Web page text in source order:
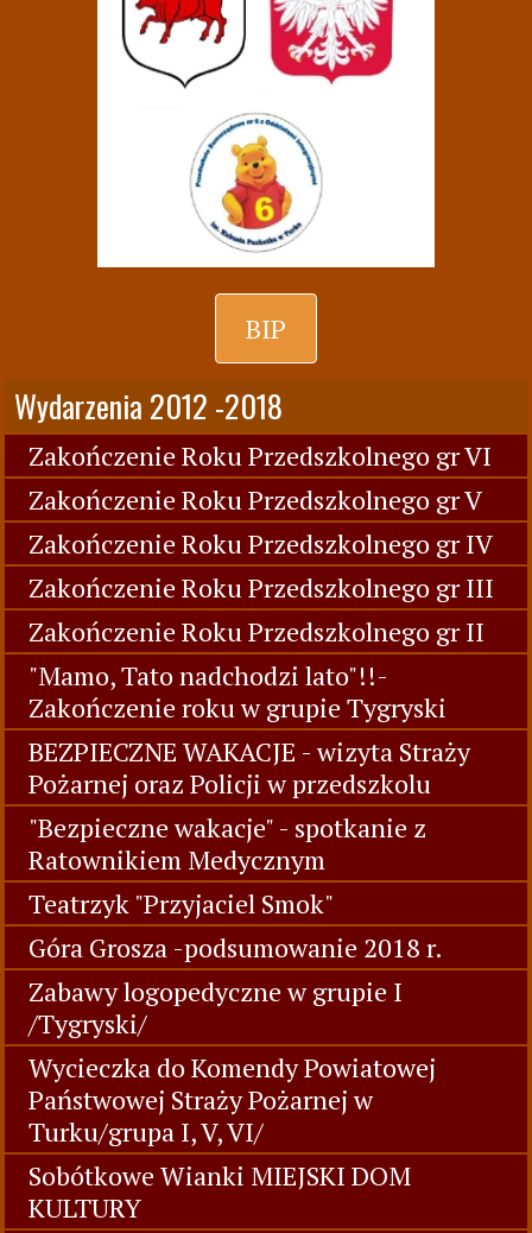
BIP
Wydarzenia 2012 -2018
Zakończenie Roku Przedszkolnego gr VI
Zakończenie Roku Przedszkolnego gr V
Zakończenie Roku Przedszkolnego gr IV
Zakończenie Roku Przedszkolnego gr III
Zakończenie Roku Przedszkolnego gr II
"Mamo, Tato nadchodzi lato"!!-
Zakończenie roku w grupie Tygryski
BEZPIECZNE WAKACJE - wizyta Straży
Pożarnej oraz Policji w przedszkolu
"Bezpieczne wakacje" - spotkanie z
Ratownikiem Medycznym
Teatrzyk "Przyjaciel Smok"
Góra Grosza -podsumowanie 2018 r.
Zabawy logopedyczne w grupie I
/Tygryski/
Wycieczka do Komendy Powiatowej
Państwowej Straży Pożarnej w
Turku/grupa I, V, VI/
Sobótkowe Wianki MIEJSKI DOM
KULTURY